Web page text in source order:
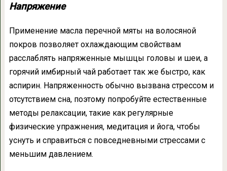
Напряжение
Применение масла перечной мяты на волосяной
покров позволяет охлаждающим свойствам
расслаблять напряженные мышцы головы и шеи, а
горячий имбирный чай работает так же быстро, как
аспирин. Напряженность обычно вызвана стрессом и
отсутствием сна, поэтому попробуйте естественные
методы релаксации, такие как регулярные
физические упражнения, медитация и йога, чтобы
уснуть и справиться с повседневными стрессами с
меньшим давлением.